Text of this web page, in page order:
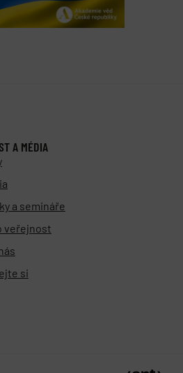
A MÉDIA
a semináře
veřejnost
si